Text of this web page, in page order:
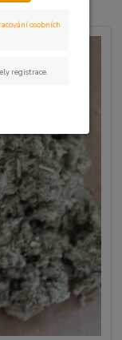
osobních
registrace.